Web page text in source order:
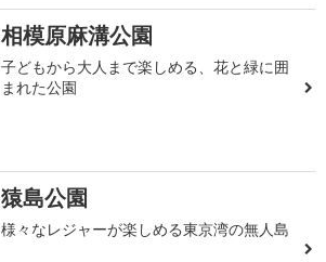
相模原麻溝公園
子どもから大人まで楽しめる、花と緑に囲
まれた公園
猿島公園
様々なレジャーが楽しめる東京湾の無人島